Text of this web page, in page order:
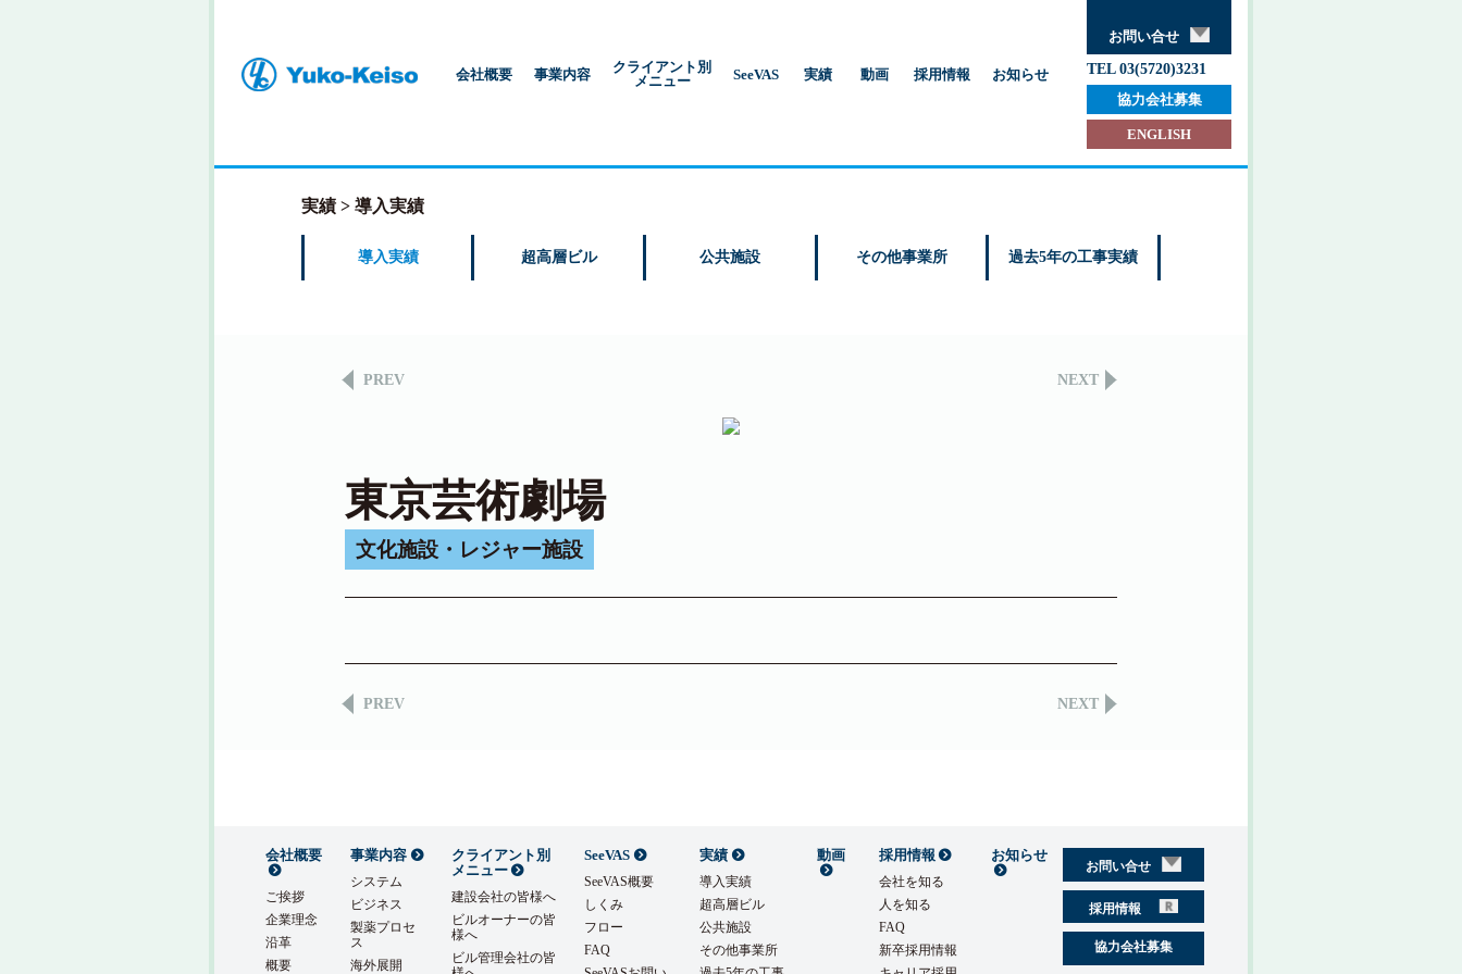
会社概要 事業内容
クライアント別
メニュー
SeeVAS 実績 動画 採用情報 お知らせ
お問い合せ
TEL 03(5720)3231
協力会社募集
ENGLISH
実績 導入実績
導入実績 超高層ビル 公共施設 その他事業所 過去5年の工事実績
PREV NEXT
東京芸術劇場
文化施設・レジャー施設
PREV NEXT
会社概要
ご挨拶
企業理念
沿革
概要
事業内容
システム
ビジネス
製薬プロセ
ス
海外展開
クライアント別
メニュー
建設会社の皆様へ
ビルオーナーの皆
様へ
ビル管理会社の皆
SeeVAS
SeeVAS概要
しくみ
フロー
FAQ
実績
導入実績
超高層ビル
公共施設
その他事業所
動画 採用情報
会社を知る
人を知る
FAQ
新卒採用情報
お知らせ
お問い合せ
採用情報
協力会社募集